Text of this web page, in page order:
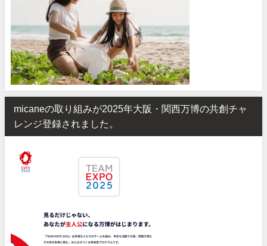
micaneの取り組みが2025年大阪・関西万博の共創チャ
レンジ登録されました。